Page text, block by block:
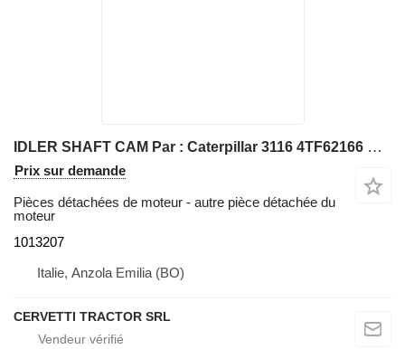
IDLER SHAFT CAM Par : Caterpillar 3116 4TF62166 Divers 1013207 pour chargeuse sur pneus Caterpillar 928G IT28G
Prix sur demande
Pièces détachées de moteur - autre pièce détachée du
moteur
1013207
Italie, Anzola Emilia (BO)
CERVETTI TRACTOR SRL